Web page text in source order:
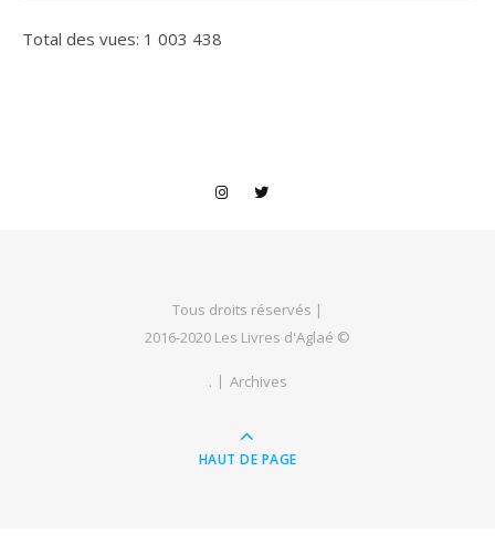
Total des vues: 1 003 438
Tous droits réservés |
2016-2020 Les Livres d'Aglaé ©
. Archives
HAUT DE PAGE